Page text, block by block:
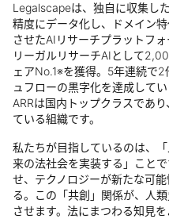
Legalscapeは、独自に収集し
精度にデータ化し、ドメイン
させたAIリサーチプラットフォ
リーガルリサーチAIとして
ェアNo.1※を獲得。5年連続で
ュフローの黒字化を達成して
ARRは国内トップクラスであ
ている組織です。
私たちが目指しているのは、
来の法社会を実装する」こと
せ、テクノロジーが新たな可
る。この「共創」関係が、人
させます。法にまつわる知見